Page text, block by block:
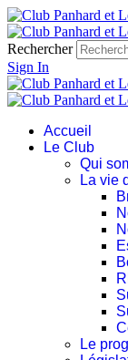
Rechercher
Sign In
Accueil
Le Club
Qui
La vie
Le